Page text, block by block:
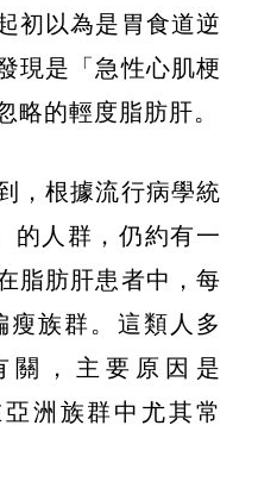
初以為是胃食道逆
現是「急性心肌梗
略的輕度脂肪肝。
，根據流行病學統
的人群，仍約有一
脂肪肝患者中，每
族群。這類人多
關，主要原因是
洲族群中尤其常